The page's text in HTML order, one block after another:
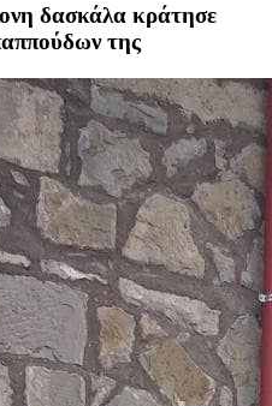
δασκάλα κράτησε
της